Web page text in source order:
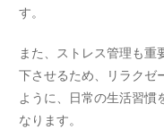
す。
また、ストレス管理も
下させるため、リラクゼ
ように、日常の生活習慣
なります。